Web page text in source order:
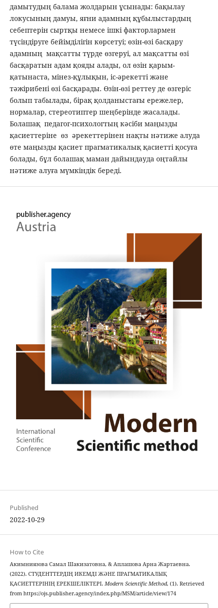
дамытудың балама жолдарын ұсынады: бақылау
локусының дамуы, яғни адамның құбылыстардың
себептерін сыртқы немесе ішкі факторлармен
түсіндіруге бейімділігін көрсетуі; өзін-өзі басқару
адамның мақсатты түрде өзгеруі, ал мақсатты өзі
басқаратын адам қояды алады, ол өзін қарым-
қатынаста, мінез-құлықын, іс-әрекетті және
тәжірибені өзі басқарады. Өзін-өзі реттеу де өзгеріс
болып табылады, бірақ қолданыстағы ережелер,
нормалар, стереотиптер шеңберінде жасалады.
Болашақ педагог-психологтың кәсіби маңызды
қасиеттеріне өз әрекеттерінен нақты нәтиже алуда
өте маңызды қасиет прагматикалық қасиетті қосуға
болады, бұл болашақ маман дайындауда оңтайлы
нәтиже алуға мүмкіндік береді.
Published
2022-10-29
How to Cite
Акимниязова Самал Шакизатовна, & Аплашова Арна Жартаевна.
(2022). СТУДЕНТТЕРДІҢ ИКЕМДІ ЖӘНЕ ПРАГМАТИКАЛЫҚ
ҚАСИЕТТЕРІНІҢ ЕРЕКШЕЛІКТЕРІ. Modern Scientific Method, (1). Retrieved
from https://ojs.publisher.agency/index.php/MSM/article/view/174